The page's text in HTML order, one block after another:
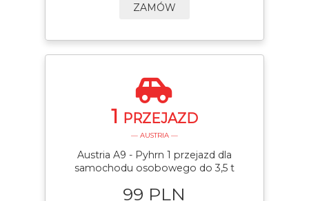
ZAMÓW
1 PRZEJAZD
— AUSTRIA —
Austria A9 - Pyhrn 1 przejazd dla
samochodu osobowego do 3,5 t
99 PLN